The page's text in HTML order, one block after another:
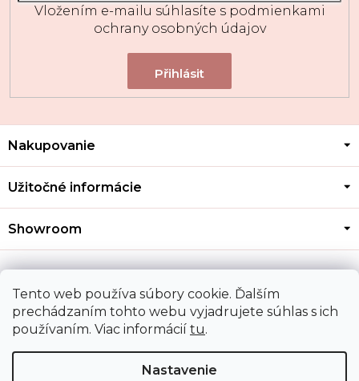
Tento web používa súbory cookie. Ďalším
prechádzaním tohto webu vyjadrujete súhlas s ich
používaním. Viac informácií tu.
Nastavenie
Vložením e-mailu súhlasíte s podmienkami
ochrany osobných údajov
Z
p
t
Nakupovanie
Užitočné informácie
Showroom
Kontakt